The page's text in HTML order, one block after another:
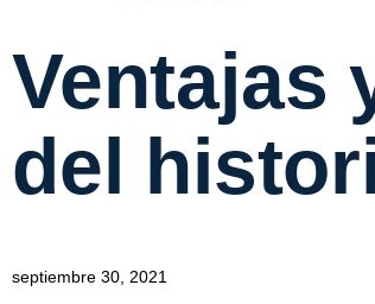
Ventajas
del
septiembre 30, 2021